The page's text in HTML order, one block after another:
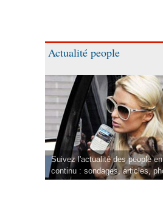
Actualité people
Suivez l'actualité des people
continu : sondages, articles,